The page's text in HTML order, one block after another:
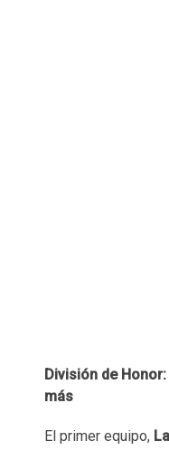
División de
más
El primer equipo,